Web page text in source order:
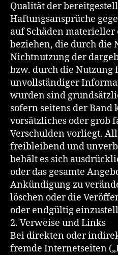
Qualität der
Haftungsansprüche
auf Schäden
beziehen, die durch die
Nichtnutzung der
bzw. durch die
unvollständiger
wurden sind
sofern seitens der
vorsätzliches oder grob
Verschulden vorliegt.
freibleibend und
behält es sich
oder das gesamte
Ankündigung zu
löschen oder die
oder endgültig
2. Verweise und Links
Bei direkten oder
fremde Internetseiten